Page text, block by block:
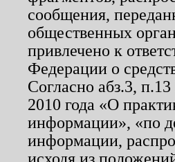
сообщения,
общественных
привлечено к
Федерации о
Согласно абз.3,
2010 года «О
информации», «по
информации,
исходя из